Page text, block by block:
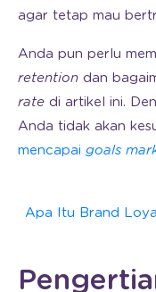
agar tetap mau
Anda pun perlu
retention dan
rate di artikel ini.
Anda tidak akan
mencapai goals
Apa Itu Brand